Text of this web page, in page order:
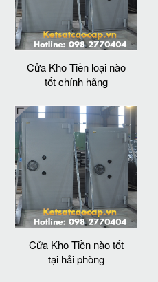
Cửa Kho Tiền loại nào
tốt chính hãng
Cửa Kho Tiền nào tốt
tại hải phòng